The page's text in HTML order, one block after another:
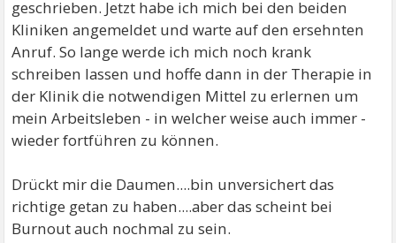
geschrieben. Jetzt habe ich mich bei den beiden
Kliniken angemeldet und warte auf den ersehnten
Anruf. So lange werde ich mich noch krank
schreiben lassen und hoffe dann in der Therapie in
der Klinik die notwendigen Mittel zu erlernen um
mein Arbeitsleben - in welcher weise auch immer -
wieder fortführen zu können.
Drückt mir die Daumen....bin unversichert das
richtige getan zu haben....aber das scheint bei
Burnout auch nochmal zu sein.